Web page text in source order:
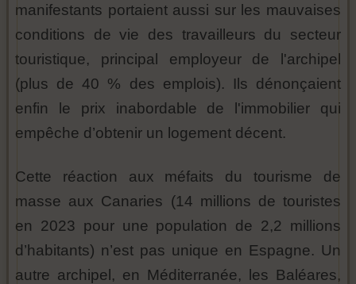
manifestants portaient aussi sur les mauvaises
conditions de vie des travailleurs du secteur
touristique, principal employeur de l'archipel
(plus de 40 % des emplois). Ils dénonçaient
enfin le prix inabordable de l'immobilier qui
empêche d’obtenir un logement décent.
Cette réaction aux méfaits du tourisme de
masse aux Canaries (14 millions de touristes
en 2023 pour une population de 2,2 millions
d’habitants) n’est pas unique en Espagne. Un
autre archipel, en Méditerranée, les Baléares,